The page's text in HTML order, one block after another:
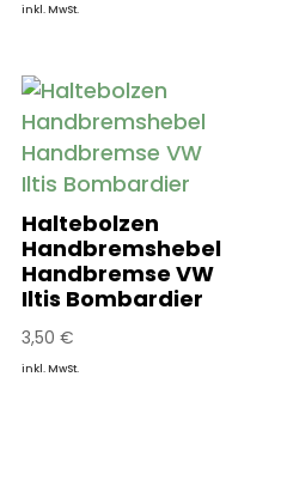
inkl. MwSt.
Haltebolzen
Handbremshebel
Handbremse VW
Iltis Bombardier
3,50€
inkl. MwSt.